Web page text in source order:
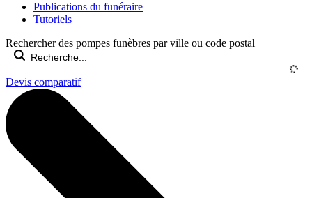
Publications du funéraire
Tutoriels
Rechercher des pompes funèbres par ville ou code postal
Devis comparatif